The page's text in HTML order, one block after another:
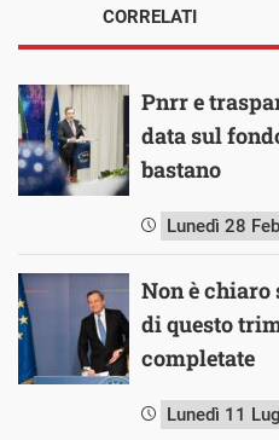
CORRELATI
Pnrr e
data sul
bastano
Lunedì 28
Non è chiaro
di questo
completate
Lunedì 11